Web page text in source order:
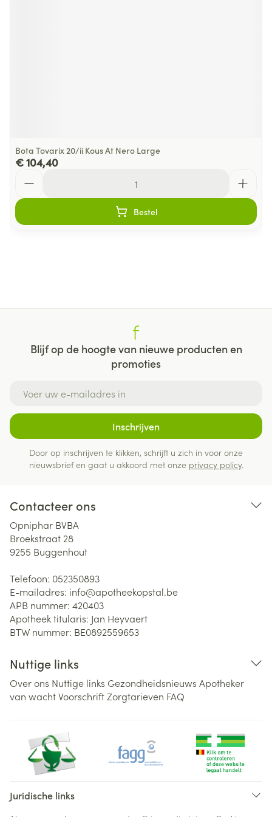
Bota Tovarix 20/ii Kous At Nero Large
€ 104,40
Bestel
Blijf op de hoogte van nieuwe producten en
promoties
Inschrijven
Door op inschrijven te klikken, schrijft u zich in voor onze
nieuwsbrief en gaat u akkoord met onze privacy policy.
Contacteer ons
Opniphar BVBA
Broekstraat 28
9255 Buggenhout
Telefoon: 052350893
E-mailadres: info@apotheekopstal.be
APB nummer: 420403
Apotheek titularis: Jan Heyvaert
BTW nummer: BE0892559653
Nuttige links
Over ons Nuttige links Gezondheidsnieuws Apotheker
van wachtVoorschriftZorgtarieven FAQ
Juridische links